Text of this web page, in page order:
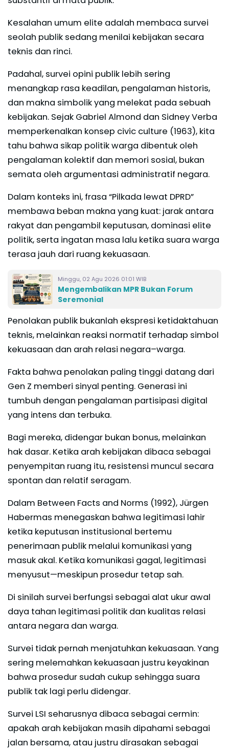
Kesalahan umum elite adalah membaca survei
seolah publik sedang menilai kebijakan secara
teknis dan rinci.
Padahal, survei opini publik lebih sering
menangkap rasa keadilan, pengalaman historis,
dan makna simbolik yang melekat pada sebuah
kebijakan. Sejak Gabriel Almond dan Sidney Verba
memperkenalkan konsep civic culture (1963), kita
tahu bahwa sikap politik warga dibentuk oleh
pengalaman kolektif dan memori sosial, bukan
semata oleh argumentasi administratif negara.
Dalam konteks ini, frasa “Pilkada lewat DPRD”
membawa beban makna yang kuat: jarak antara
rakyat dan pengambil keputusan, dominasi elite
politik, serta ingatan masa lalu ketika suara warga
terasa jauh dari ruang kekuasaan.
Minggu, 02 Agu 2026 01:01 WIB
Mengembalikan MPR Bukan Forum
Seremonial
Penolakan publik bukanlah ekspresi ketidaktahuan
teknis, melainkan reaksi normatif terhadap simbol
kekuasaan dan arah relasi negara–warga.
Fakta bahwa penolakan paling tinggi datang dari
Gen Z memberi sinyal penting. Generasi ini
tumbuh dengan pengalaman partisipasi digital
yang intens dan terbuka.
Bagi mereka, didengar bukan bonus, melainkan
hak dasar. Ketika arah kebijakan dibaca sebagai
penyempitan ruang itu, resistensi muncul secara
spontan dan relatif seragam.
Dalam Between Facts and Norms (1992), Jürgen
Habermas menegaskan bahwa legitimasi lahir
ketika keputusan institusional bertemu
penerimaan publik melalui komunikasi yang
masuk akal. Ketika komunikasi gagal, legitimasi
menyusut—meskipun prosedur tetap sah.
Di sinilah survei berfungsi sebagai alat ukur awal
daya tahan legitimasi politik dan kualitas relasi
antara negara dan warga.
Survei tidak pernah menjatuhkan kekuasaan. Yang
sering melemahkan kekuasaan justru keyakinan
bahwa prosedur sudah cukup sehingga suara
publik tak lagi perlu didengar.
Survei LSI seharusnya dibaca sebagai cermin:
apakah arah kebijakan masih dipahami sebagai
jalan bersama, atau justru dirasakan sebagai